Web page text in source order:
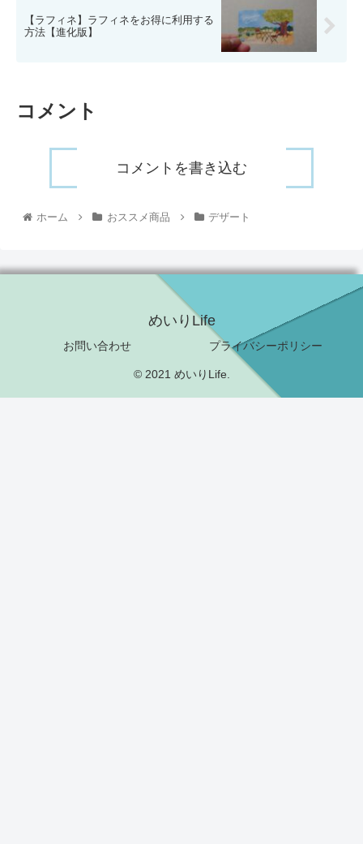
【ラフィネ】ラフィネをお得に利用する
方法【進化版】
コメント
コメントを書き込む
ホーム おススメ商品 デザート
めいりLife
お問い合わせ プライバシーポリシー
© 2021 めいりLife.